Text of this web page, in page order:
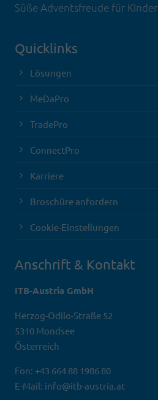
Süße Adventsfreude für Kinder
Quicklinks
Lösungen
MeDaPro
TradePro
ConnectPro
Karriere
Broschüre anfordern
Cookie-Einstellungen
Anschrift & Kontakt
ITB-Austria GmbH
Herzog-Odilo-Straße 52
5310 Mondsee
Österreich
Fon: +43 664 88 1986 80
E-Mail: info@itb-austria.at